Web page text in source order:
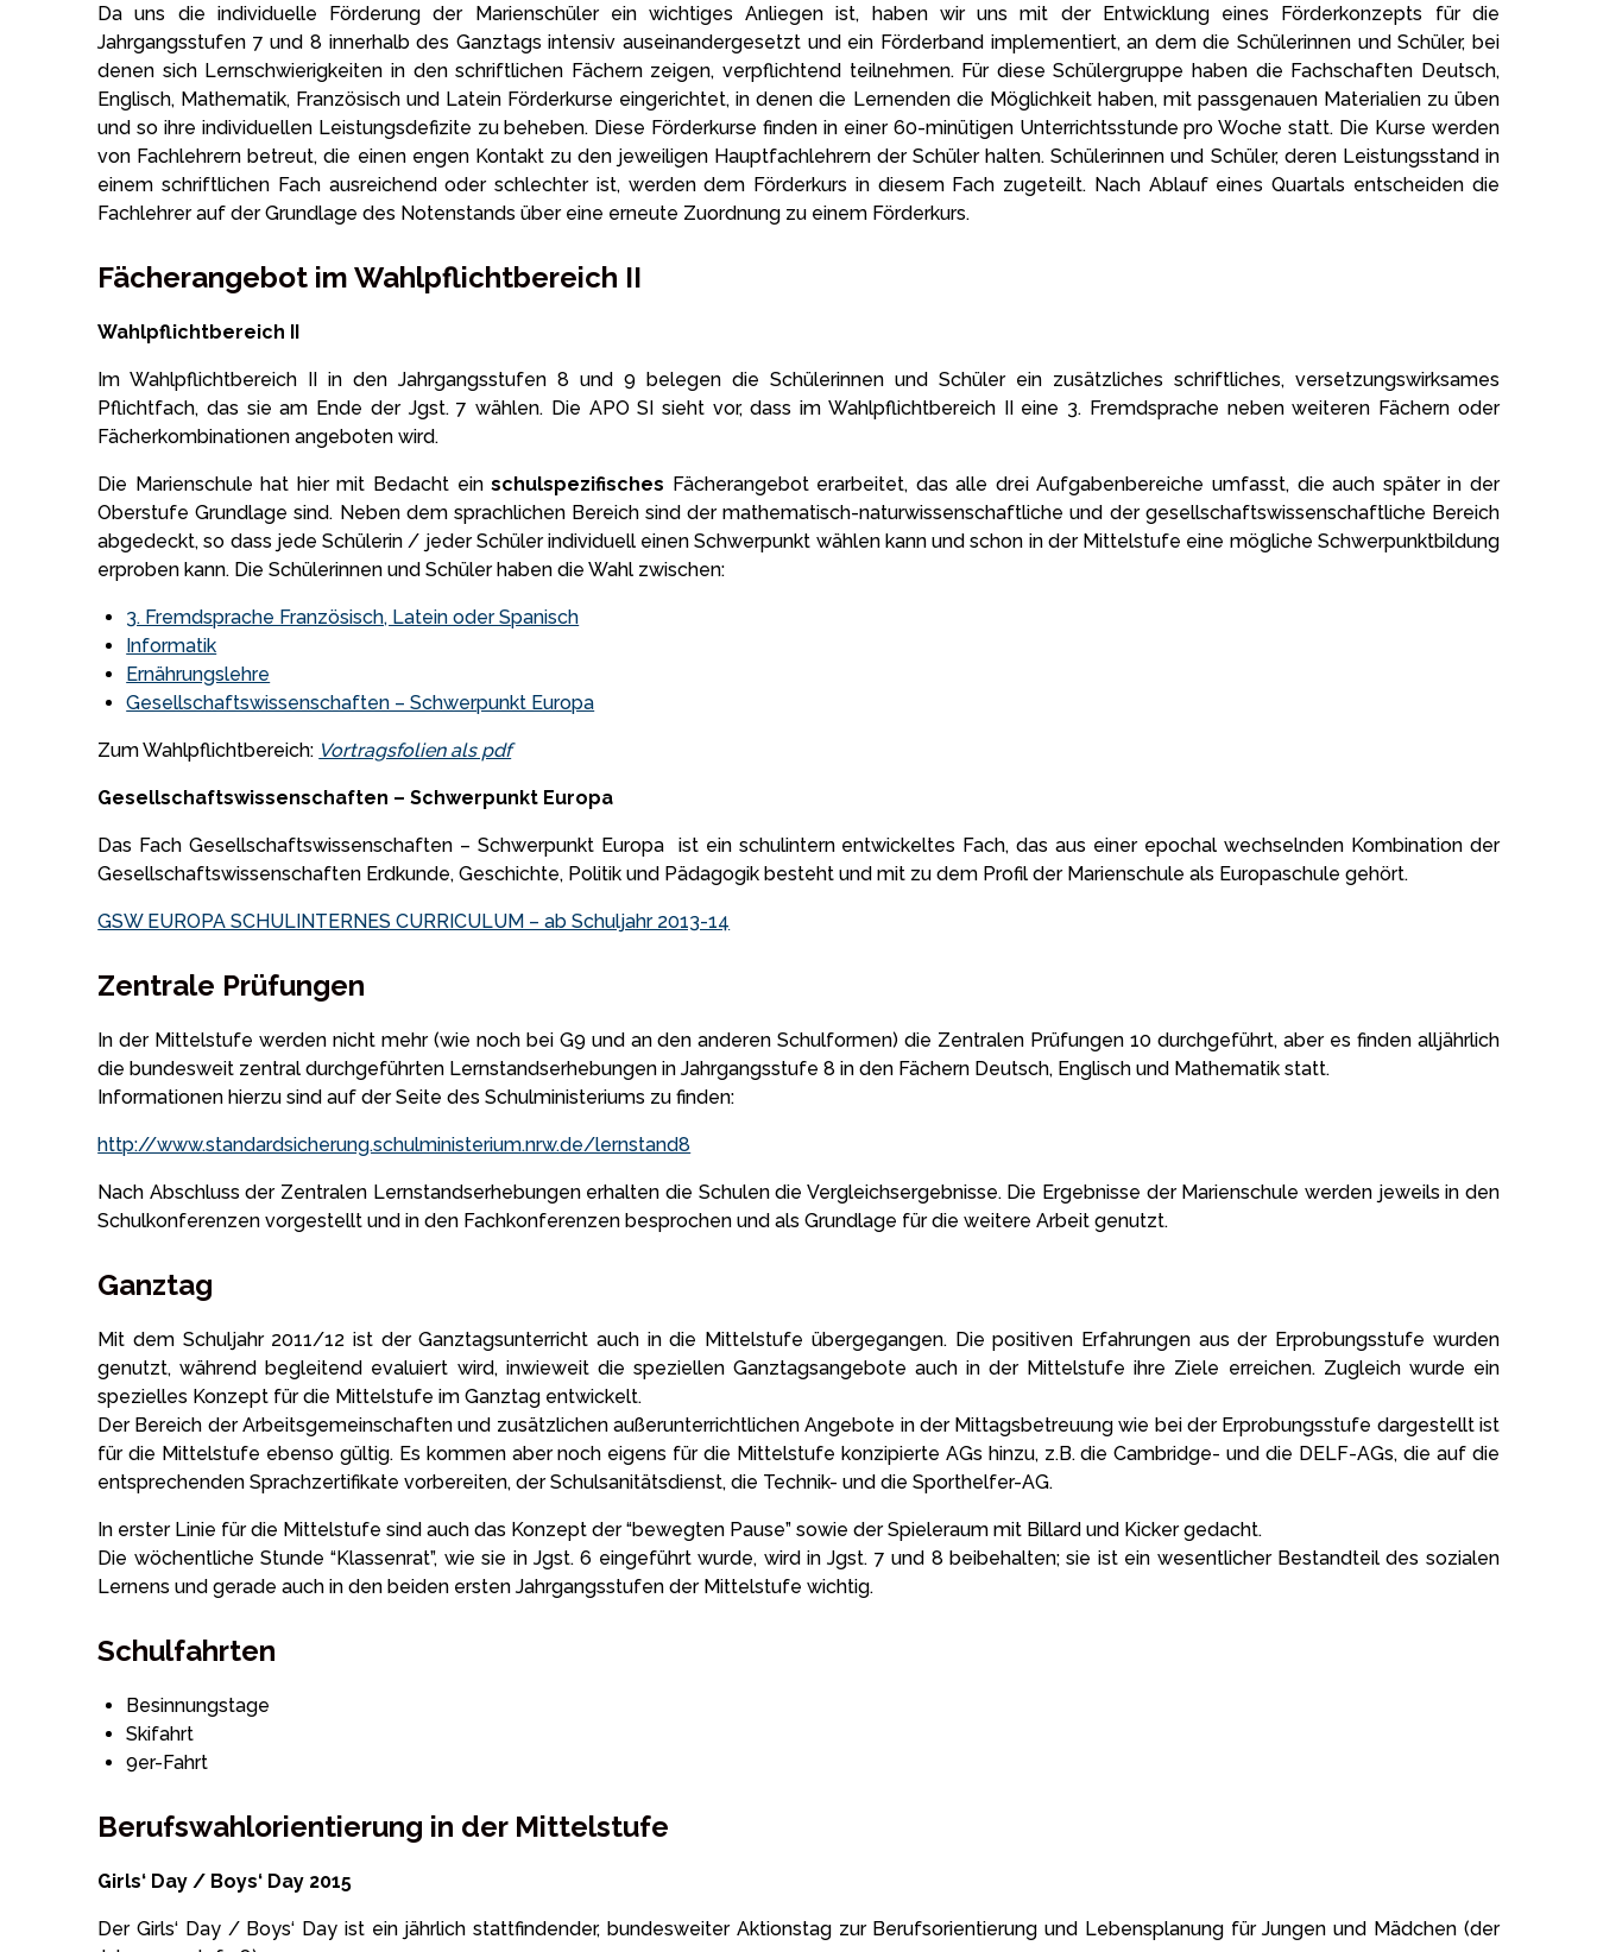
Da uns die individuelle Förderung der Marienschüler ein wichtiges Anliegen ist, haben wir uns mit der Entwicklung eines Förderkonzepts für die
Jahrgangsstufen 7 und 8 innerhalb des Ganztags intensiv auseinandergesetzt und ein Förderband implementiert, an dem die Schülerinnen und Schüler, bei
denen sich Lernschwierigkeiten in den schriftlichen Fächern zeigen, verpflichtend teilnehmen. Für diese Schülergruppe haben die Fachschaften Deutsch,
Englisch, Mathematik, Französisch und Latein Förderkurse eingerichtet, in denen die Lernenden die Möglichkeit haben, mit passgenauen Materialien zu üben
und so ihre individuellen Leistungsdefizite zu beheben. Diese Förderkurse finden in einer 60-minütigen Unterrichtsstunde pro Woche statt. Die Kurse werden
von Fachlehrern betreut, die einen engen Kontakt zu den jeweiligen Hauptfachlehrern der Schüler halten. Schülerinnen und Schüler, deren Leistungsstand in
einem schriftlichen Fach ausreichend oder schlechter ist, werden dem Förderkurs in diesem Fach zugeteilt. Nach Ablauf eines Quartals entscheiden die
Fachlehrer auf der Grundlage des Notenstands über eine erneute Zuordnung zu einem Förderkurs.
Fächerangebot im Wahlpflichtbereich II
Wahlpflichtbereich II
Im Wahlpflichtbereich II in den Jahrgangsstufen 8 und 9 belegen die Schülerinnen und Schüler ein zusätzliches schriftliches, versetzungswirksames
Pflichtfach, das sie am Ende der Jgst. 7 wählen. Die APO SI sieht vor, dass im Wahlpflichtbereich II eine 3. Fremdsprache neben weiteren Fächern oder
Fächerkombinationen angeboten wird.
Die Marienschule hat hier mit Bedacht einschulspezifisches Fächerangebot erarbeitet, das alle drei Aufgabenbereiche umfasst, die auch später in der
Oberstufe Grundlage sind. Neben dem sprachlichen Bereich sind der mathematisch-naturwissenschaftliche und der gesellschaftswissenschaftliche Bereich
abgedeckt, so dass jede Schülerin / jeder Schüler individuell einen Schwerpunkt wählen kann und schon in der Mittelstufe eine mögliche Schwerpunktbildung
erproben kann. Die Schülerinnen und Schüler haben die Wahl zwischen:
3. Fremdsprache Französisch, Latein oder Spanisch
Informatik
Ernährungslehre
Gesellschaftswissenschaften – Schwerpunkt Europa
Zum Wahlpflichtbereich: Vortragsfolien als pdf
Gesellschaftswissenschaften – Schwerpunkt Europa
Das Fach Gesellschaftswissenschaften – Schwerpunkt Europa ist ein schulintern entwickeltes Fach, das aus einer epochal wechselnden Kombination der
Gesellschaftswissenschaften Erdkunde, Geschichte, Politik und Pädagogik besteht und mit zu dem Profil der Marienschule als Europaschule gehört.
GSW EUROPA SCHULINTERNES CURRICULUM – ab Schuljahr 2013-14
Zentrale Prüfungen
In der Mittelstufe werden nicht mehr (wie noch bei G9 und an den anderen Schulformen) die Zentralen Prüfungen 10 durchgeführt, aber es finden alljährlich
die bundesweit zentral durchgeführten Lernstandserhebungen in Jahrgangsstufe 8 in den Fächern Deutsch, Englisch und Mathematik statt.
Informationen hierzu sind auf der Seite des Schulministeriums zu finden:
http://www.standardsicherung.schulministerium.nrw.de/lernstand8
Nach Abschluss der Zentralen Lernstandserhebungen erhalten die Schulen die Vergleichsergebnisse. Die Ergebnisse der Marienschule werden jeweils in den
Schulkonferenzen vorgestellt und in den Fachkonferenzen besprochen und als Grundlage für die weitere Arbeit genutzt.
Ganztag
Mit dem Schuljahr 2011/12 ist der Ganztagsunterricht auch in die Mittelstufe übergegangen. Die positiven Erfahrungen aus der Erprobungsstufe wurden
genutzt, während begleitend evaluiert wird, inwieweit die speziellen Ganztagsangebote auch in der Mittelstufe ihre Ziele erreichen. Zugleich wurde ein
spezielles Konzept für die Mittelstufe im Ganztag entwickelt.
Der Bereich der Arbeitsgemeinschaften und zusätzlichen außerunterrichtlichen Angebote in der Mittagsbetreuung wie bei der Erprobungsstufe dargestellt ist
für die Mittelstufe ebenso gültig. Es kommen aber noch eigens für die Mittelstufe konzipierte AGs hinzu, z.B. die Cambridge- und die DELF-AGs, die auf die
entsprechenden Sprachzertifikate vorbereiten, der Schulsanitätsdienst, die Technik- und die Sporthelfer-AG.
In erster Linie für die Mittelstufe sind auch das Konzept der “bewegten Pause” sowie der Spieleraum mit Billard und Kicker gedacht.
Die wöchentliche Stunde “Klassenrat”, wie sie in Jgst. 6 eingeführt wurde, wird in Jgst. 7 und 8 beibehalten; sie ist ein wesentlicher Bestandteil des sozialen
Lernens und gerade auch in den beiden ersten Jahrgangsstufen der Mittelstufe wichtig.
Schulfahrten
Besinnungstage
Skifahrt
9er-Fahrt
Berufswahlorientierung in der Mittelstufe
Girls‘ Day / Boys‘ Day 2015
Der Girls‘ Day / Boys‘ Day ist ein jährlich stattfindender, bundesweiter Aktionstag zur Berufsorientierung und Lebensplanung für Jungen und Mädchen (der